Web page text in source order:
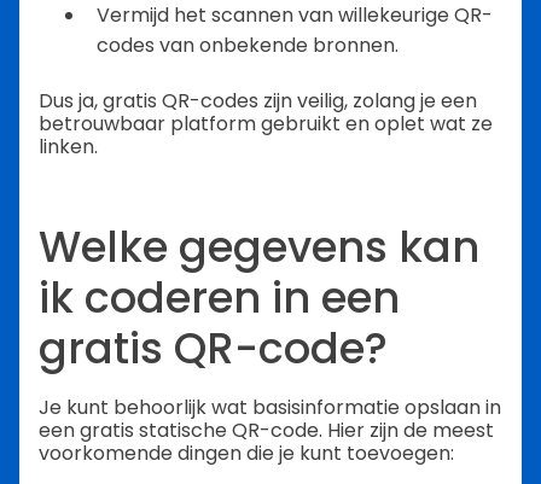
Vermijd het scannen van willekeurige QR-
codes van onbekende bronnen.
Dus ja, gratis QR-codes zijn veilig, zolang je een
betrouwbaar platform gebruikt en oplet wat ze
linken.
Welke gegevens kan
ik coderen in een
gratis QR-code?
Je kunt behoorlijk wat basisinformatie opslaan in
een gratis statische QR-code. Hier zijn de meest
voorkomende dingen die je kunt toevoegen: